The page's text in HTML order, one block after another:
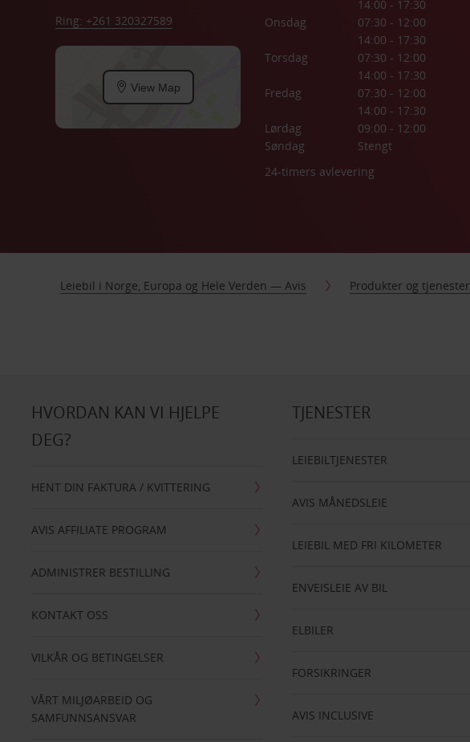
Ring: +261 320327589
View Map
14:00 - 17:30
Onsdag
07:30 - 12:00
14:00 - 17:30
Torsdag
07:30 - 12:00
14:00 - 17:30
Fredag
07:30 - 12:00
14:00 - 17:30
Lørdag
09:00 - 12:00
Søndag
Stengt
24-timers avlevering
Leiebil i Norge, Europa og Hele Verden — Avis Produkter og tjenester
HVORDAN KAN VI HJELPE
DEG?
HENT DIN FAKTURA / KVITTERING
AVIS AFFILIATE PROGRAM
ADMINISTRER BESTILLING
KONTAKT OSS
VILKÅR OG BETINGELSER
VÅRT MILJØARBEID OG
SAMFUNNSANSVAR
TJENESTER
LEIEBILTJENESTER
AVIS MÅNEDSLEIE
LEIEBIL MED FRI KILOMETER
ENVEISLEIE AV BIL
ELBILER
FORSIKRINGER
AVIS INCLUSIVE